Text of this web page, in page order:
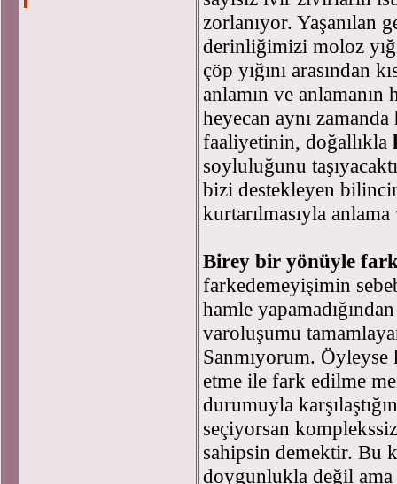
zorlanıyor. Yaşanılan
derinliğimizi moloz
çöp yığını arasından
anlamın ve anlamanın
heyecan aynı zamanda
faaliyetinin, doğallıkla
soyluluğunu
bizi destekleyen
kurtarılmasıyla
Birey bir yönüyle
farkedemeyişimin
hamle
varoluşumu
Sanmıyorum.
etme ile fark edilme
durumuyla
seçiyorsan
sahipsin demektir. Bu
doygunlukla değil